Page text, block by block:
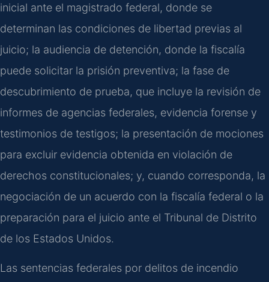
inicial ante el magistrado federal, donde se
determinan las condiciones de libertad previas al
juicio; la audiencia de detención, donde la fiscalía
puede solicitar la prisión preventiva; la fase de
descubrimiento de prueba, que incluye la revisión de
informes de agencias federales, evidencia forense y
testimonios de testigos; la presentación de mociones
para excluir evidencia obtenida en violación de
derechos constitucionales; y, cuando corresponda, la
negociación de un acuerdo con la fiscalía federal o la
preparación para el juicio ante el Tribunal de Distrito
de los Estados Unidos.
Las sentencias federales por delitos de incendio